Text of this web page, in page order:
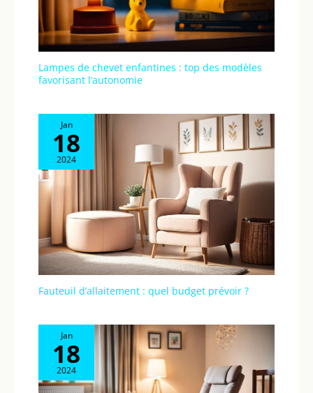
Largeur 65 cm,
Hauteur 88 cm.
Lampes de chevet enfantines : top des modèles
favorisant l’autonomie
Jan
18
2024
Fauteuil d’allaitement : quel budget prévoir ?
Jan
18
2024